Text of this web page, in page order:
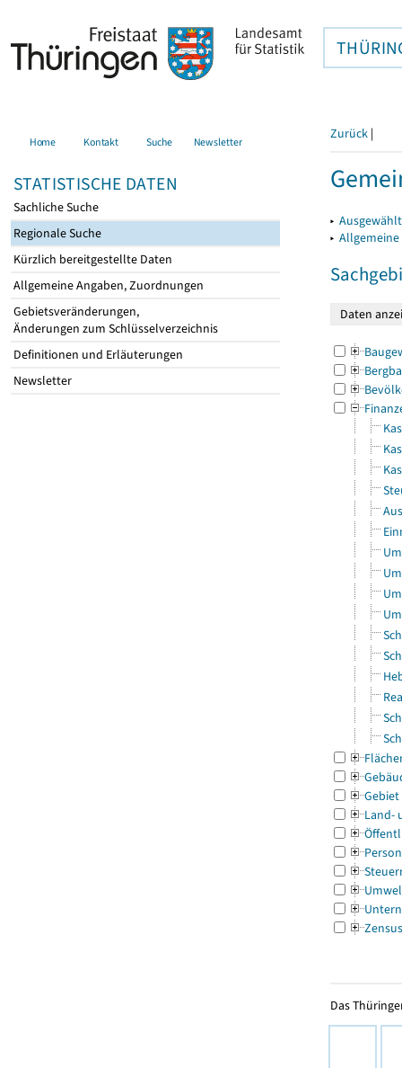
Home Kontakt Suche Newsletter
STATISTISCHE DATEN
Sachliche Suche
Regionale Suche
Kürzlich bereitgestellte Daten
Allgemeine Angaben, Zuordnungen
Gebietsveränderungen,
Änderungen zum Schlüsselverzeichnis
Definitionen und Erläuterungen
Newsletter
Zurück |
▸
▸
Gebiet
Land-
Zensus
Das